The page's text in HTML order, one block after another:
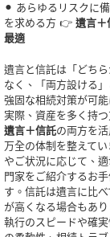
⚫︎ あらゆるリスクに
を求める方 👉 遺言＋
最適
遺言と信託は「どち
なく、「両方設ける
強固な相続対策が可能
実際、資産を多く持つ
遺言＋信託の両方を活
万全の体制を整えて
やご状況に応じて、
門家をご紹介するお
す。信託は遺言に比
が高くなる場合もあ
執行のスピードや確